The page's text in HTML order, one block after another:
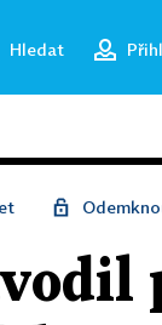
Hledat